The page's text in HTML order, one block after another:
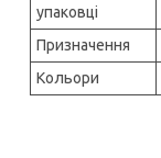
упаковці
Призначення
Кольори